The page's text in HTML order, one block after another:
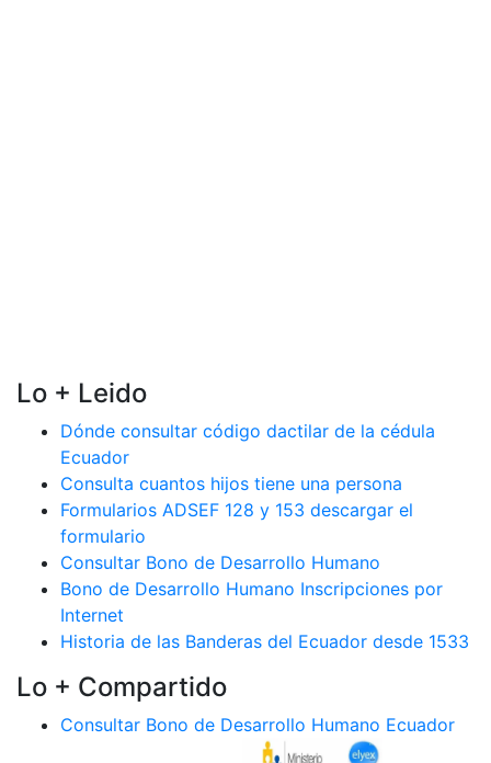
Lo + Leido
Dónde consultar código dactilar de la cédula
Ecuador
Consulta cuantos hijos tiene una persona
Formularios ADSEF 128 y 153 descargar el
formulario
Consultar Bono de Desarrollo Humano
Bono de Desarrollo Humano Inscripciones por
Internet
Historia de las Banderas del Ecuador desde 1533
Lo + Compartido
Consultar Bono de Desarrollo Humano Ecuador